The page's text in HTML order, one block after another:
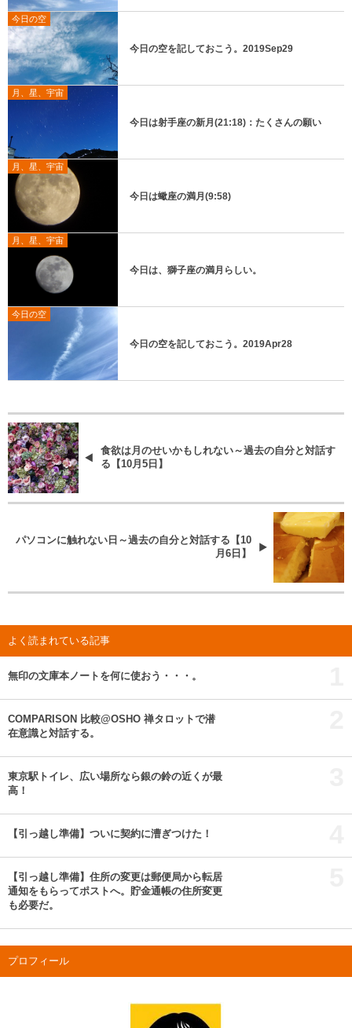
今日の空
今日の空を記しておこう。2019Sep29
月、星、宇宙
今日は射手座の新月(21:18)：たくさんの願い
月、星、宇宙
今日は蠍座の満月(9:58)
月、星、宇宙
今日は、獅子座の満月らしい。
今日の空
今日の空を記しておこう。2019Apr28
食欲は月のせいかもしれない～過去の自分と対話す
る【10月5日】
パソコンに触れない日～過去の自分と対話する【10
月6日】
よく読まれている記事
無印の文庫本ノートを何に使おう・・・。
COMPARISON 比較@OSHO 禅タロットで潜
在意識と対話する。
東京駅トイレ、広い場所なら銀の鈴の近くが最
高！
【引っ越し準備】ついに契約に漕ぎつけた！
【引っ越し準備】住所の変更は郵便局から転居
通知をもらってポストへ。貯金通帳の住所変更
も必要だ。
プロフィール